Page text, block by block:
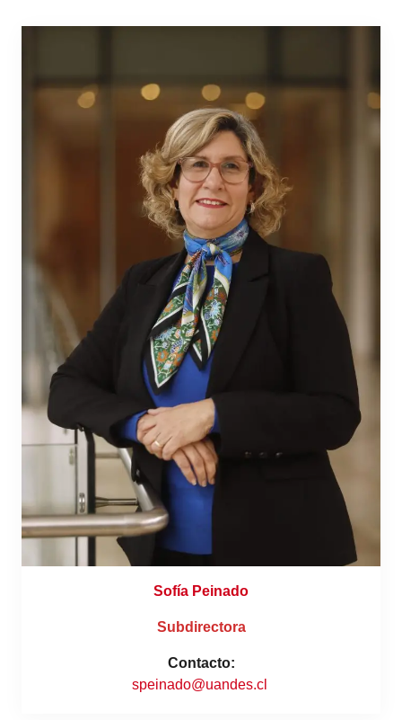
Sofía Peinado
Subdirectora
Contacto:
speinado@uandes.cl